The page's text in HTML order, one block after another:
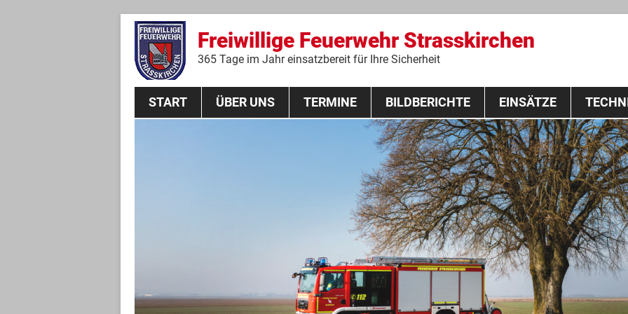
Freiwillige Feuerwehr Strasskirchen
365 Tage im Jahr einsatzbereit für Ihre Sicherheit
Zum
springen
START ÜBER UNS TERMINE
THL Lehrgang 2020
BILDBERICHTE EINSÄTZE
Fahrzeuge
Ausrüstung